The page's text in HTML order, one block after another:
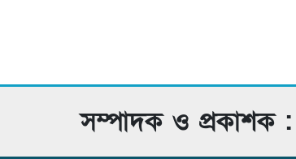
সম্পাদক ও